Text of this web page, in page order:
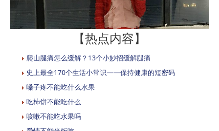
【热点内容】
爬山腿痛怎么缓解？13个小妙招缓解腿痛
史上最全170个生活小常识——保持健康的短密码
嗓子疼不能吃什么水果
吃柿饼不能吃什么
咳嗽不能吃水果吗